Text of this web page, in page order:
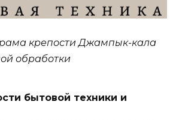
крепости Джампык-кала
обработки
бытовой техники и